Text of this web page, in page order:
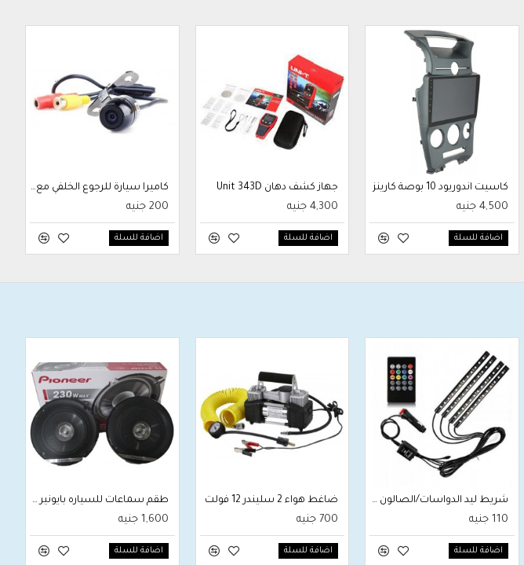
كاسيت اندوريود 10 بوصة كارينز
4,500 جنيه
اضافة للسلة
جهاز كشف دهان Unit 343D
4,300 جنيه
اضافة للسلة
كاميرا سيارة للرجوع الخلفي مع ميزة الرؤية الليلية
200 جنيه
اضافة للسلة
شريط ليد الدواسات/الصالون للسيارة - حساس موسيقى - ريموت كنترول - 8 الوان
110 جنيه
اضافة للسلة
ضاغط هواء 2 سليندر 12 فولت
700 جنيه
اضافة للسلة
طقم سماعات للسياره بايونير مدور موديل:TS-G1310F 230 وات 13 سم 4 اوم 96 هرتز 5 بوصه مكبر صوت مزدوج
1,600 جنيه
اضافة للسلة